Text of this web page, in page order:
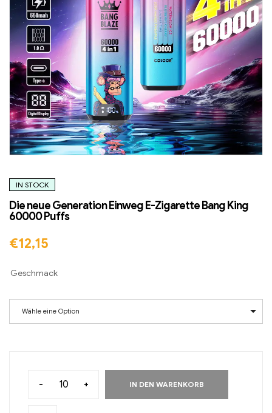
IN STOCK
Die neue Generation Einweg E-Zigarette Bang King
60000 Puffs
€12,15
Geschmack
Wähle eine Option
- + IN DEN WARENKORB